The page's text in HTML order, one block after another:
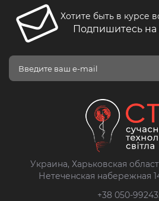
Хотите быть в курсе
Подпишитесь
Украина, Харьковская
Нетеченская набережная
+38 050-